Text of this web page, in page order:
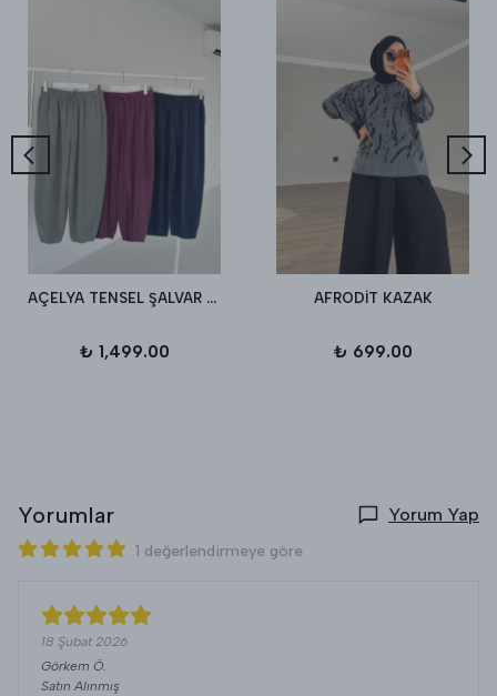
AÇELYA TENSEL ŞALVAR PANTALON
₺ 1,499.00
AFRODİT KAZAK
₺ 699.00
Yorumlar Yorum Yap
1 değerlendirmeye göre
18 Şubat 2026
Görkem Ö.
Satın Alınmış